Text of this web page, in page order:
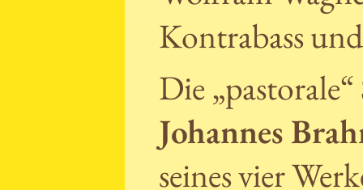
Kontrabass
Die
Johannes
seines vier